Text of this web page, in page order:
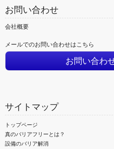
お問い合わせ
会社概要
メールでのお問い合わせはこちら
お問い合わ
サイトマップ
トップページ
真のバリアフリーとは？
設備のバリア解消